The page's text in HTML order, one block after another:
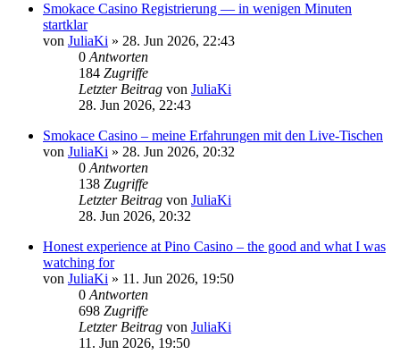
Smokace Casino Registrierung — in wenigen Minuten
startklar
von JuliaKi » 28. Jun 2026, 22:43
0Antworten
184 Zugriffe
Letzter Beitrag von JuliaKi
28. Jun 2026, 22:43
Smokace Casino – meine Erfahrungen mit den Live-Tischen
von JuliaKi » 28. Jun 2026, 20:32
0Antworten
138 Zugriffe
Letzter Beitrag von JuliaKi
28. Jun 2026, 20:32
Honest experience at Pino Casino – the good and what I was
watching for
von JuliaKi » 11. Jun 2026, 19:50
0Antworten
698 Zugriffe
Letzter Beitrag von JuliaKi
11. Jun 2026, 19:50